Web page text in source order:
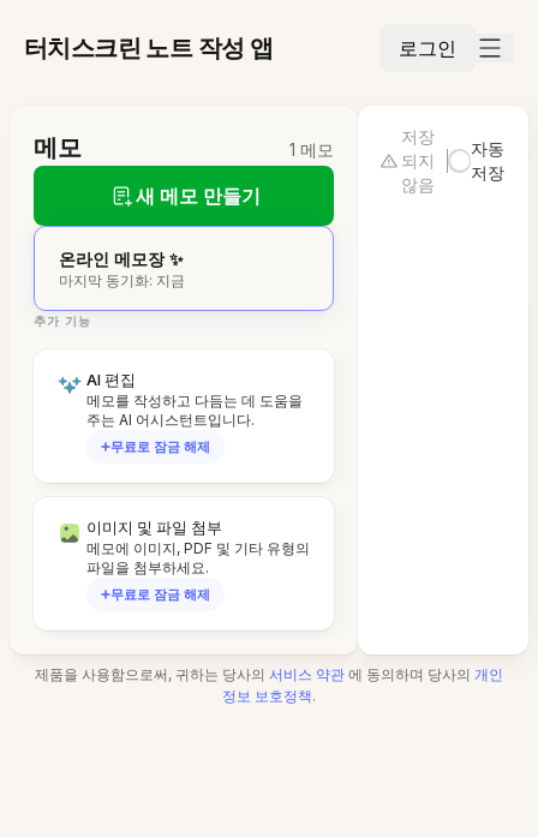
터치스크린 노트 작성 앱 로그인
메모 1 메모
새 메모 만들기
온라인 메모장 ✨
마지막 동기화: 지금
추가 기능
AI 편집
메모를 작성하고 다듬는 데 도움을
주는 AI 어시스턴트입니다.
무료로 잠금 해제
이미지 및 파일 첨부
메모에 이미지, PDF 및 기타 유형의
파일을 첨부하세요.
무료로 잠금 해제
저장
되지
않음
자동
저장
제품을 사용함으로써, 귀하는 당사의 서비스 약관 에 동의하며 당사의 개인
정보 보호정책.